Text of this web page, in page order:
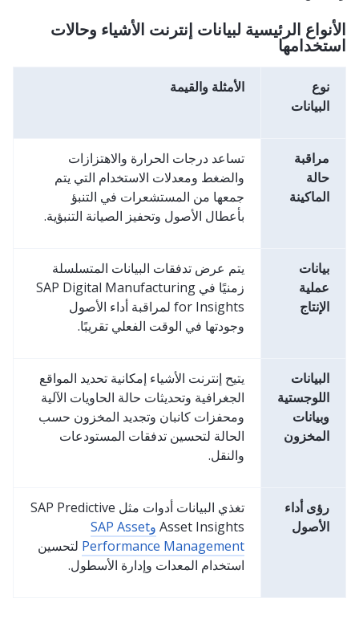
الأنواع الرئيسية لبيانات إنترنت الأشياء وحالات
استخدامها
نوع
البيانات
الأمثلة والقيمة
مراقبة
حالة
الماكينة
تساعد درجات الحرارة والاهتزازات
والضغط ومعدلات الاستخدام التي يتم
جمعها من المستشعرات في التنبؤ
بأعطال الأصول وتحفيز الصيانة التنبؤية.
بيانات
عملية
الإنتاج
يتم عرض تدفقات البيانات المتسلسلة
زمنيًا في SAP Digital Manufacturing
for Insights لمراقبة أداء الأصول
وجودتها في الوقت الفعلي تقريبًا.
البيانات
اللوجستية
وبيانات
المخزون
يتيح إنترنت الأشياء إمكانية تحديد المواقع
الجغرافية وتحديثات حالة الحاويات الآلية
ومحفزات كانبان وتجديد المخزون حسب
الحالة لتحسين تدفقات المستودعات
والنقل.
رؤى أداء
الأصول
تغذي البيانات أدوات مثل SAP Predictive
Asset Insights وSAP Asset
Performance Management لتحسين
استخدام المعدات وإدارة الأسطول.